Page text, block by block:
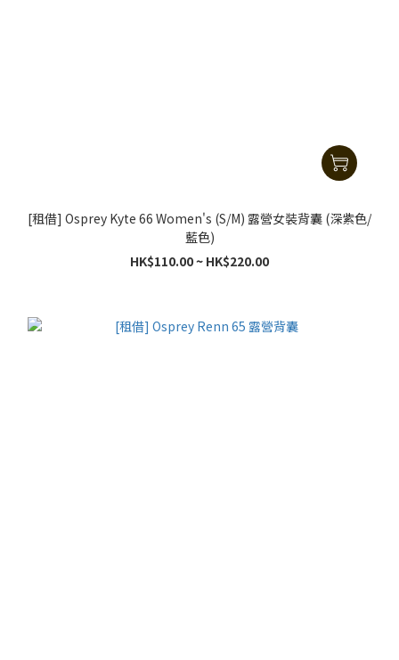
[租借] Osprey Kyte 66 Women's (S/M) 露營女裝背囊 (深紫色/
藍色)
HK$110.00 ~ HK$220.00